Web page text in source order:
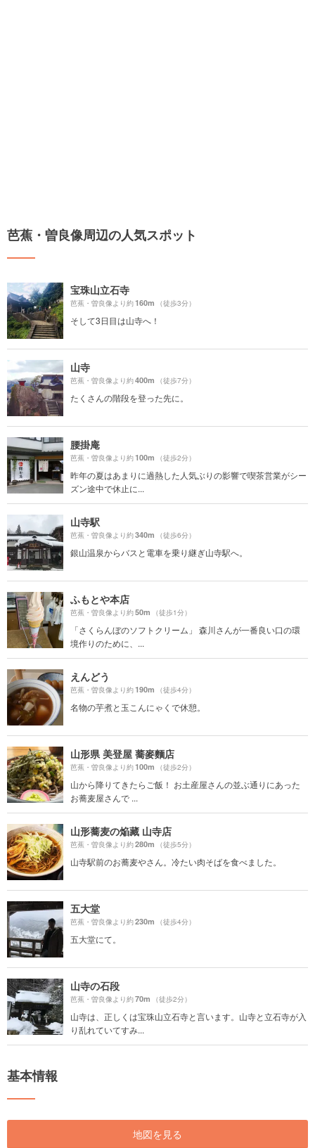
芭蕉・曽良像周辺の人気スポット
宝珠山立石寺
芭蕉・曽良像より約160m （徒歩3分）
そして3日目は山寺へ！
山寺
芭蕉・曽良像より約400m （徒歩7分）
たくさんの階段を登った先に。
腰掛庵
芭蕉・曽良像より約100m （徒歩2分）
昨年の夏はあまりに過熱した人気ぶりの影響で喫茶営業がシー
ズン途中で休止に...
山寺駅
芭蕉・曽良像より約340m （徒歩6分）
銀山温泉からバスと電車を乗り継ぎ山寺駅へ。
ふもとや本店
芭蕉・曽良像より約50m （徒歩1分）
「さくらんぼのソフトクリーム」 森川さんが一番良い口の環
境作りのために、...
えんどう
芭蕉・曽良像より約190m （徒歩4分）
名物の芋煮と玉こんにゃくで休憩。
山形県 美登屋 蕎麥麵店
芭蕉・曽良像より約100m （徒歩2分）
山から降りてきたらご飯！ お土産屋さんの並ぶ通りにあった
お蕎麦屋さんで ...
山形蕎麦の焔藏 山寺店
芭蕉・曽良像より約280m （徒歩5分）
山寺駅前のお蕎麦やさん。冷たい肉そばを食べました。
五大堂
芭蕉・曽良像より約230m （徒歩4分）
五大堂にて。
山寺の石段
芭蕉・曽良像より約70m （徒歩2分）
山寺は、正しくは宝珠山立石寺と言います。山寺と立石寺が入
り乱れていてすみ...
基本情報
地図を見る